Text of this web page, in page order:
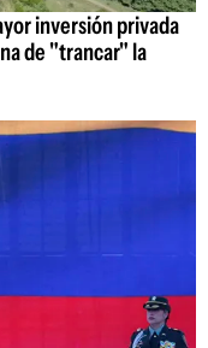
inversión privada
de "trancar" la